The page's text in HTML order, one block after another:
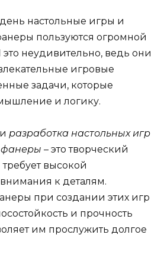
настольные игры и
пользуются огромной
неудивительно, ведь они
игровые
задачи, которые
и логику.
разработка настольных игр
фанеры – это творческий
высокой
к деталям.
при создании этих игр
и прочность
им прослужить долгое